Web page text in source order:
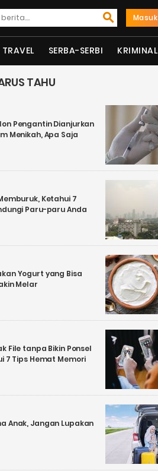
Masuk
TRAVEL SERBA-SERBI KRIMINAL
TAHU
Pengantin Dianjurkan
Menikah, Apa Saja
Ketahui 7
Paru-paru Anda
Yogurt yang Bisa
Melar
File tanpa Bikin Ponsel
7 Tips Hemat Memori
Anak, Jangan Lupakan